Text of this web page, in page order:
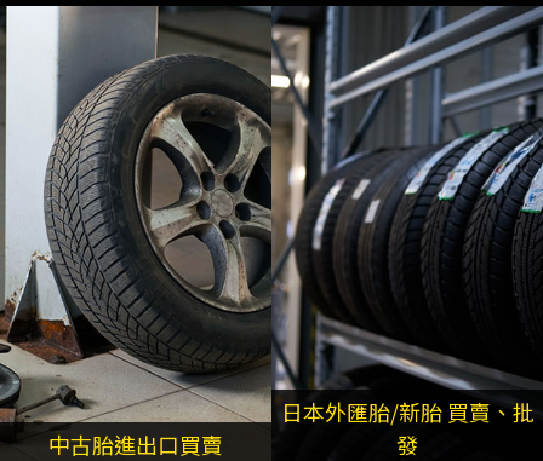
中古胎進出口買賣
日本外匯胎/新胎 買賣、批
發